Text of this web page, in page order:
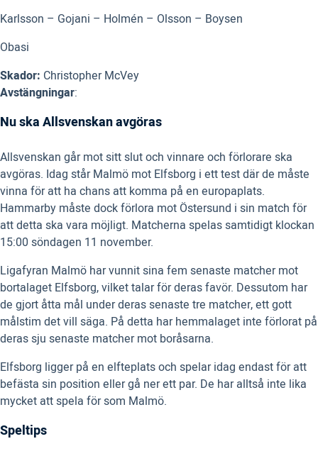
Karlsson – Gojani – Holmén – Olsson – Boysen
Obasi
Skador: Christopher McVey
Avstängningar:
Nu ska Allsvenskan avgöras
Allsvenskan går mot sitt slut och vinnare och förlorare ska
avgöras. Idag står Malmö mot Elfsborg i ett test där de måste
vinna för att ha chans att komma på en europaplats.
Hammarby måste dock förlora mot Östersund i sin match för
att detta ska vara möjligt. Matcherna spelas samtidigt klockan
15:00 söndagen 11 november.
Ligafyran Malmö har vunnit sina fem senaste matcher mot
bortalaget Elfsborg, vilket talar för deras favör. Dessutom har
de gjort åtta mål under deras senaste tre matcher, ett gott
målstim det vill säga. På detta har hemmalaget inte förlorat på
deras sju senaste matcher mot boråsarna.
Elfsborg ligger på en elfteplats och spelar idag endast för att
befästa sin position eller gå ner ett par. De har alltså inte lika
mycket att spela för som Malmö.
Speltips